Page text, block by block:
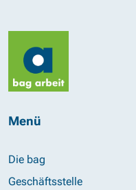
Menü
Die bag
Geschäftsstelle